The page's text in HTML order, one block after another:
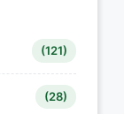
(121)
(28)